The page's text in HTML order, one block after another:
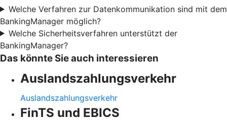
Welche Verfahren zur Datenkommunikation sind mit dem
BankingManager möglich?
Welche Sicherheitsverfahren unterstützt der
BankingManager?
Das könnte Sie auch interessieren
Auslandszahlungsverkehr
Auslandszahlungsverkehr
FinTS und EBICS